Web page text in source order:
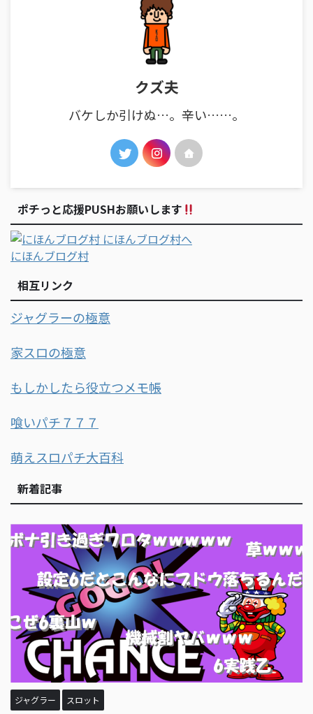
クズ夫
バケしか引けぬ…。辛い……。
ポチっと応援PUSHお願いします
にほんブログ村
相互リンク
ジャグラーの極意
家スロの極意
もしかしたら役立つメモ帳
喰いパチ７７７
萌えスロパチ大百科
新着記事
ジャグラー スロット